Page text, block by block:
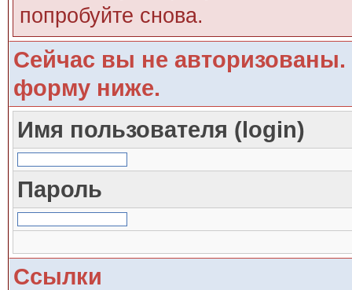
попробуйте снова.
Сейчас вы не авторизованы.
форму ниже.
Имя пользователя (login)
Пароль
Ссылки